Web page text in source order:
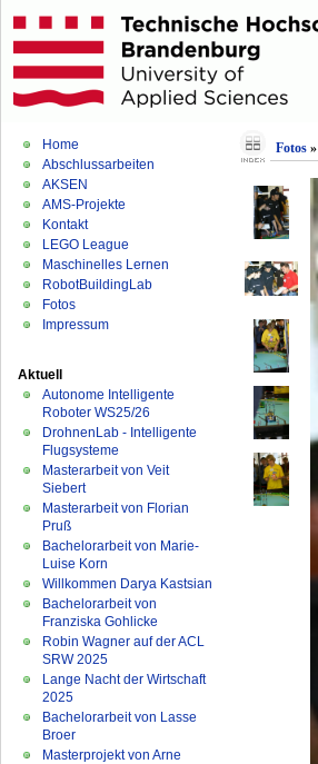
Home
Abschlussarbeiten
AKSEN
AMS-Projekte
Kontakt
LEGO League
Maschinelles Lernen
RobotBuildingLab
Fotos
Impressum
Aktuell
Autonome Intelligente
Roboter WS25/26
DrohnenLab - Intelligente
Flugsysteme
Masterarbeit von Veit
Siebert
Masterarbeit von Florian
Pruß
Bachelorarbeit von Marie-
Luise Korn
Willkommen Darya Kastsian
Bachelorarbeit von
Franziska Gohlicke
Robin Wagner auf der ACL
SRW 2025
Lange Nacht der Wirtschaft
2025
Bachelorarbeit von Lasse
Broer
Masterprojekt von Arne
Fotos»